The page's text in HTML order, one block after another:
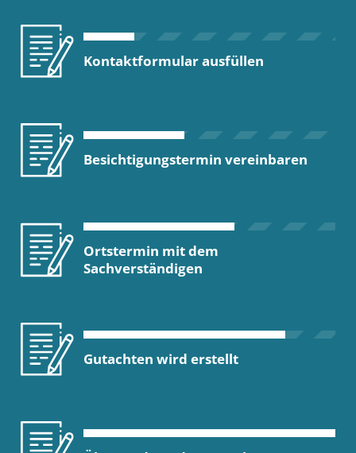
Kontaktformular ausfüllen
Besichtigungstermin vereinbaren
Ortstermin mit dem
Sachverständigen
Gutachten wird erstellt